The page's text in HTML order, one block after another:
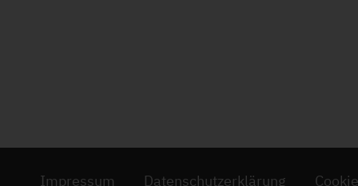
Impressum Datenschutzerklärung